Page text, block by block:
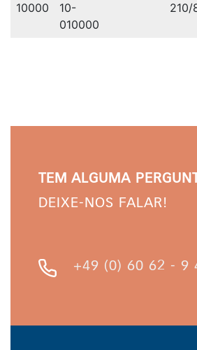
10000
10-
010000
210/
TEM ALGUMA
DEIXE-NOS FALAR!
+49 (0) 60 62 - 9